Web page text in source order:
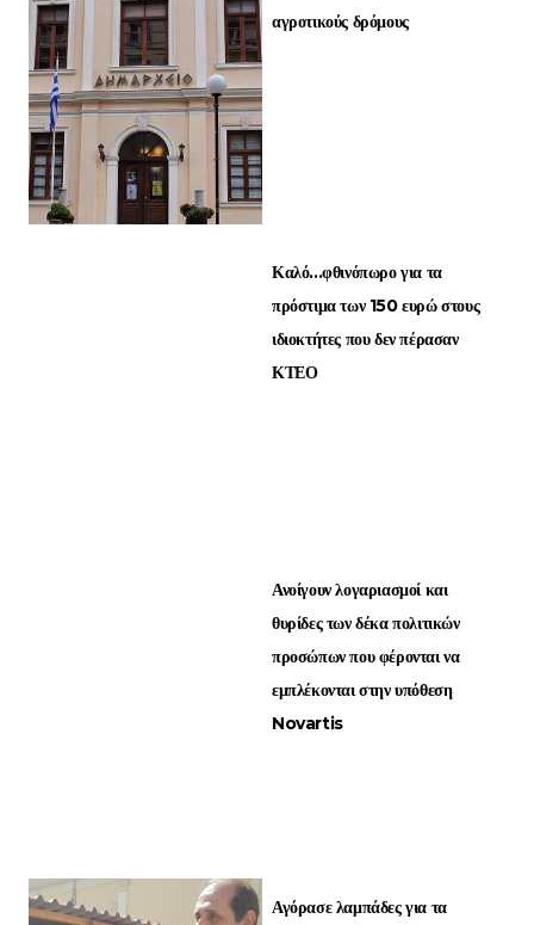
αγροτικούς δρόμους
Καλό...φθινόπωρο για τα
πρόστιμα των 150 ευρώ στους
ιδιοκτήτες που δεν πέρασαν
ΚΤΕΟ
Ανοίγουν λογαριασμοί και
θυρίδες των δέκα πολιτικών
προσώπων που φέρονται να
εμπλέκονται στην υπόθεση
Novartis
Αγόρασε λαμπάδες για τα